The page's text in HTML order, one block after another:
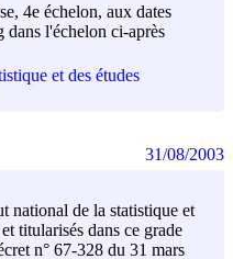
4e échelon, aux dates
dans l'échelon ci-après
et des études
national de la statistique et
titularisés dans ce grade
n° 67-328 du 31 mars
31/08/2003